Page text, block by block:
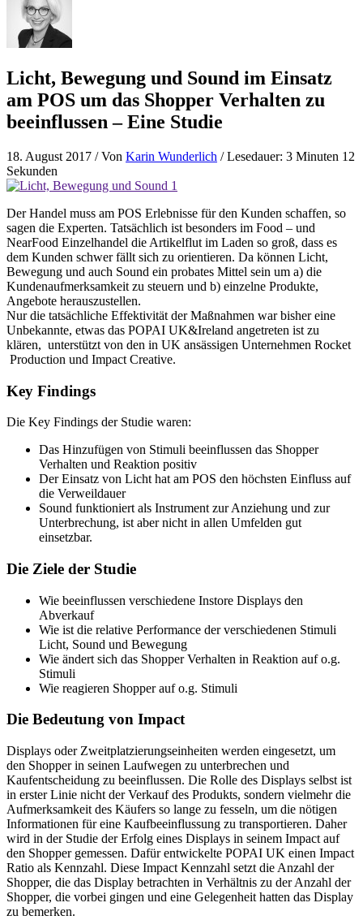
Licht, Bewegung und Sound im Einsatz
am POS um das Shopper Verhalten zu
beeinflussen – Eine Studie
18. August 2017 / Von Karin Wunderlich / Lesedauer: 3 Minuten 12
Sekunden
Der Handel muss am POS Erlebnisse für den Kunden schaffen, so
sagen die Experten. Tatsächlich ist besonders im Food – und
NearFood Einzelhandel die Artikelflut im Laden so groß, dass es
dem Kunden schwer fällt sich zu orientieren. Da können Licht,
Bewegung und auch Sound ein probates Mittel sein um a) die
Kundenaufmerksamkeit zu steuern und b) einzelne Produkte,
Angebote herauszustellen.
Nur die tatsächliche Effektivität der Maßnahmen war bisher eine
Unbekannte, etwas das POPAI UK&Ireland angetreten ist zu
klären, unterstützt von den in UK ansässigen Unternehmen Rocket
Production und Impact Creative.
Key Findings
Die Key Findings der Studie waren:
Das Hinzufügen von Stimuli beeinflussen das Shopper
Verhalten und Reaktion positiv
Der Einsatz von Licht hat am POS den höchsten Einfluss auf
die Verweildauer
Sound funktioniert als Instrument zur Anziehung und zur
Unterbrechung, ist aber nicht in allen Umfelden gut
einsetzbar.
Die Ziele der Studie
Wie beeinflussen verschiedene Instore Displays den
Abverkauf
Wie ist die relative Performance der verschiedenen Stimuli
Licht, Sound und Bewegung
Wie ändert sich das Shopper Verhalten in Reaktion auf o.g.
Stimuli
Wie reagieren Shopper auf o.g. Stimuli
Die Bedeutung von Impact
Displays oder Zweitplatzierungseinheiten werden eingesetzt, um
den Shopper in seinen Laufwegen zu unterbrechen und
Kaufentscheidung zu beeinflussen. Die Rolle des Displays selbst ist
in erster Linie nicht der Verkauf des Produkts, sondern vielmehr die
Aufmerksamkeit des Käufers so lange zu fesseln, um die nötigen
Informationen für eine Kaufbeeinflussung zu transportieren. Daher
wird in der Studie der Erfolg eines Displays in seinem Impact auf
den Shopper gemessen. Dafür entwickelte POPAI UK einen Impact
Ratio als Kennzahl. Diese Impact Kennzahl setzt die Anzahl der
Shopper, die das Display betrachten in Verhältnis zu der Anzahl der
Shopper, die vorbei gingen und eine Gelegenheit hatten das Display
zu bemerken.